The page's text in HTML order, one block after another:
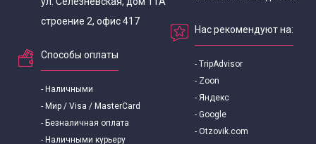
строение 2, офис 417
Способы оплаты
- Наличными
- Мир / Visa / MasterCard
- Безналичная оплата
- Наличными курьеру
Нас рекомендуют на:
- TripAdvisor
- Zoon
- Яндекс
- Google
- Otzovik.com